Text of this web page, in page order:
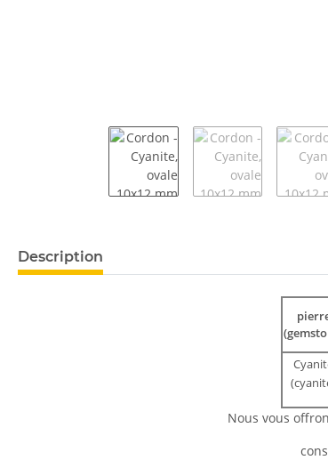
#productDetails.showMoreTabs#
Description
Nous vous